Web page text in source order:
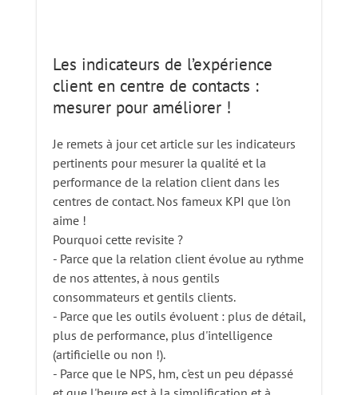
Les indicateurs de l’expérience
client en centre de contacts :
mesurer pour améliorer !
Je remets à jour cet article sur les indicateurs
pertinents pour mesurer la qualité et la
performance de la relation client dans les
centres de contact. Nos fameux KPI que l'on
aime !
Pourquoi cette revisite ?
- Parce que la relation client évolue au rythme
de nos attentes, à nous gentils
consommateurs et gentils clients.
- Parce que les outils évoluent : plus de détail,
plus de performance, plus d'intelligence
(artificielle ou non !).
- Parce que le NPS, hm, c'est un peu dépassé